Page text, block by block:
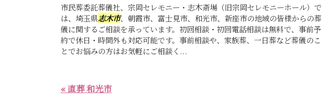
市民葬委託葬儀社、宗岡セレモニー・志木斎場（旧宗岡セレモニーホール）で
は、埼玉県志木市、朝霞市、富士見市、和光市、新座市の地域の皆様からの葬
儀に関するご相談を承っています。初回相談・初回電話相談は無料で、事前予
約で休日・時間外も対応可能です。事前相談や、家族葬、一日葬など葬儀のこ
とでお悩みの方はお気軽にご相談く...
« 直葬 和光市